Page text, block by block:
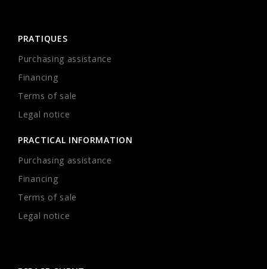
PRATIQUES
Purchasing assistance
Financing
Terms of sale
Legal notice
PRACTICAL INFORMATION
Purchasing assistance
Financing
Terms of sale
Legal notice